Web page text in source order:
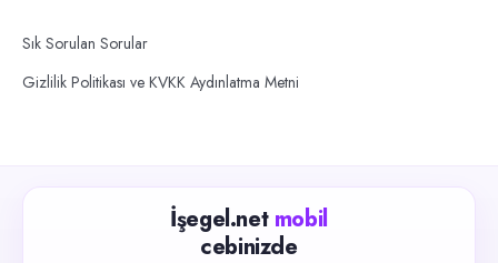
Sık Sorulan Sorular
Gizlilik Politikası ve KVKK Aydınlatma Metni
İşegel.net mobil
cebinizde